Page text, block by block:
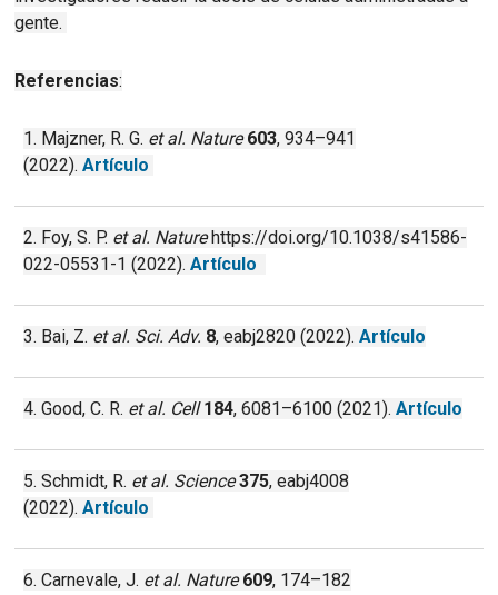
gente.
Referencias:
1. Majzner, R. G. et al. Nature 603, 934–941
(2022).Artículo
2. Foy, S. P. et al. Naturehttps://doi.org/10.1038/s41586-
022-05531-1 (2022).Artículo
3. Bai, Z. et al. Sci. Adv. 8, eabj2820 (2022).Artículo
4. Good, C. R. et al. Cell 184, 6081–6100 (2021).Artículo
5. Schmidt, R. et al. Science 375, eabj4008
(2022).Artículo
6. Carnevale, J. et al. Nature 609, 174–182